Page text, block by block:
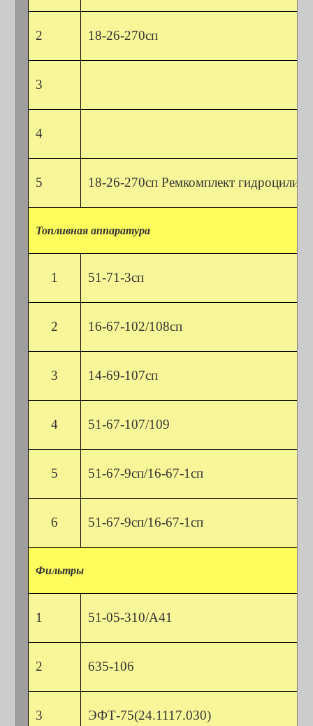
2 18-26-270сп
3
4
5 18-26-270сп Ремкомплект ги
Топливная аппаратура
1 51-71-3сп
2 16-67-102/108сп
3 14-69-107сп
4 51-67-107/109
5 51-67-9сп/16-67-1сп
6 51-67-9сп/16-67-1сп
Фильтры
1 51-05-310/А41
2 635-106
3 ЭФТ-75(24.1117.030)